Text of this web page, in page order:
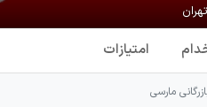
امتیازات
مارسی